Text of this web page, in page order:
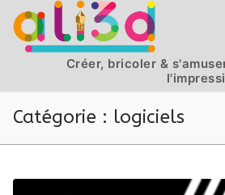
Aller
au
contenu
Créer, bricoler &
Catégorie : logiciels